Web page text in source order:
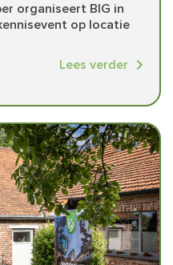
organiseert BIG in
op locatie
Lees verder